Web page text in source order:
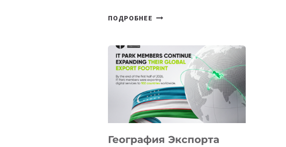
ПОДРОБНЕЕ
ПОЯВЯТСЯ
НОВЫЕ
ПРЕДМЕТЫ
ПО
ИСКУССТВЕННОМУ
ИНТЕЛЛЕКТУ
География Экспорта